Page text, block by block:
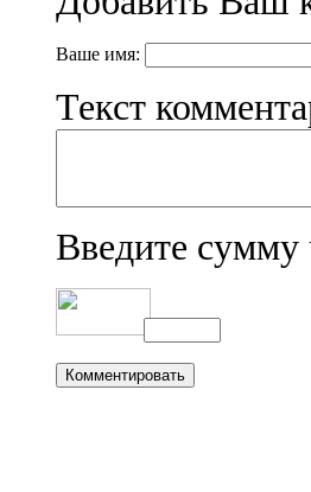
Ваше имя:
Текст
Введите сумму